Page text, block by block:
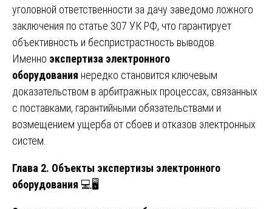
уголовной ответственности за дачу заведомо ложного
заключения по статье 307 УК РФ, что гарантирует
объективность и беспристрастность выводов.
Именно экспертиза электронного
оборудования нередко становится ключевым
доказательством в арбитражных процессах, связанных
с поставками, гарантийными обязательствами и
возмещением ущерба от сбоев и отказов электронных
систем.
Глава 2. Объекты экспертизы электронного
оборудования 💻🖥️